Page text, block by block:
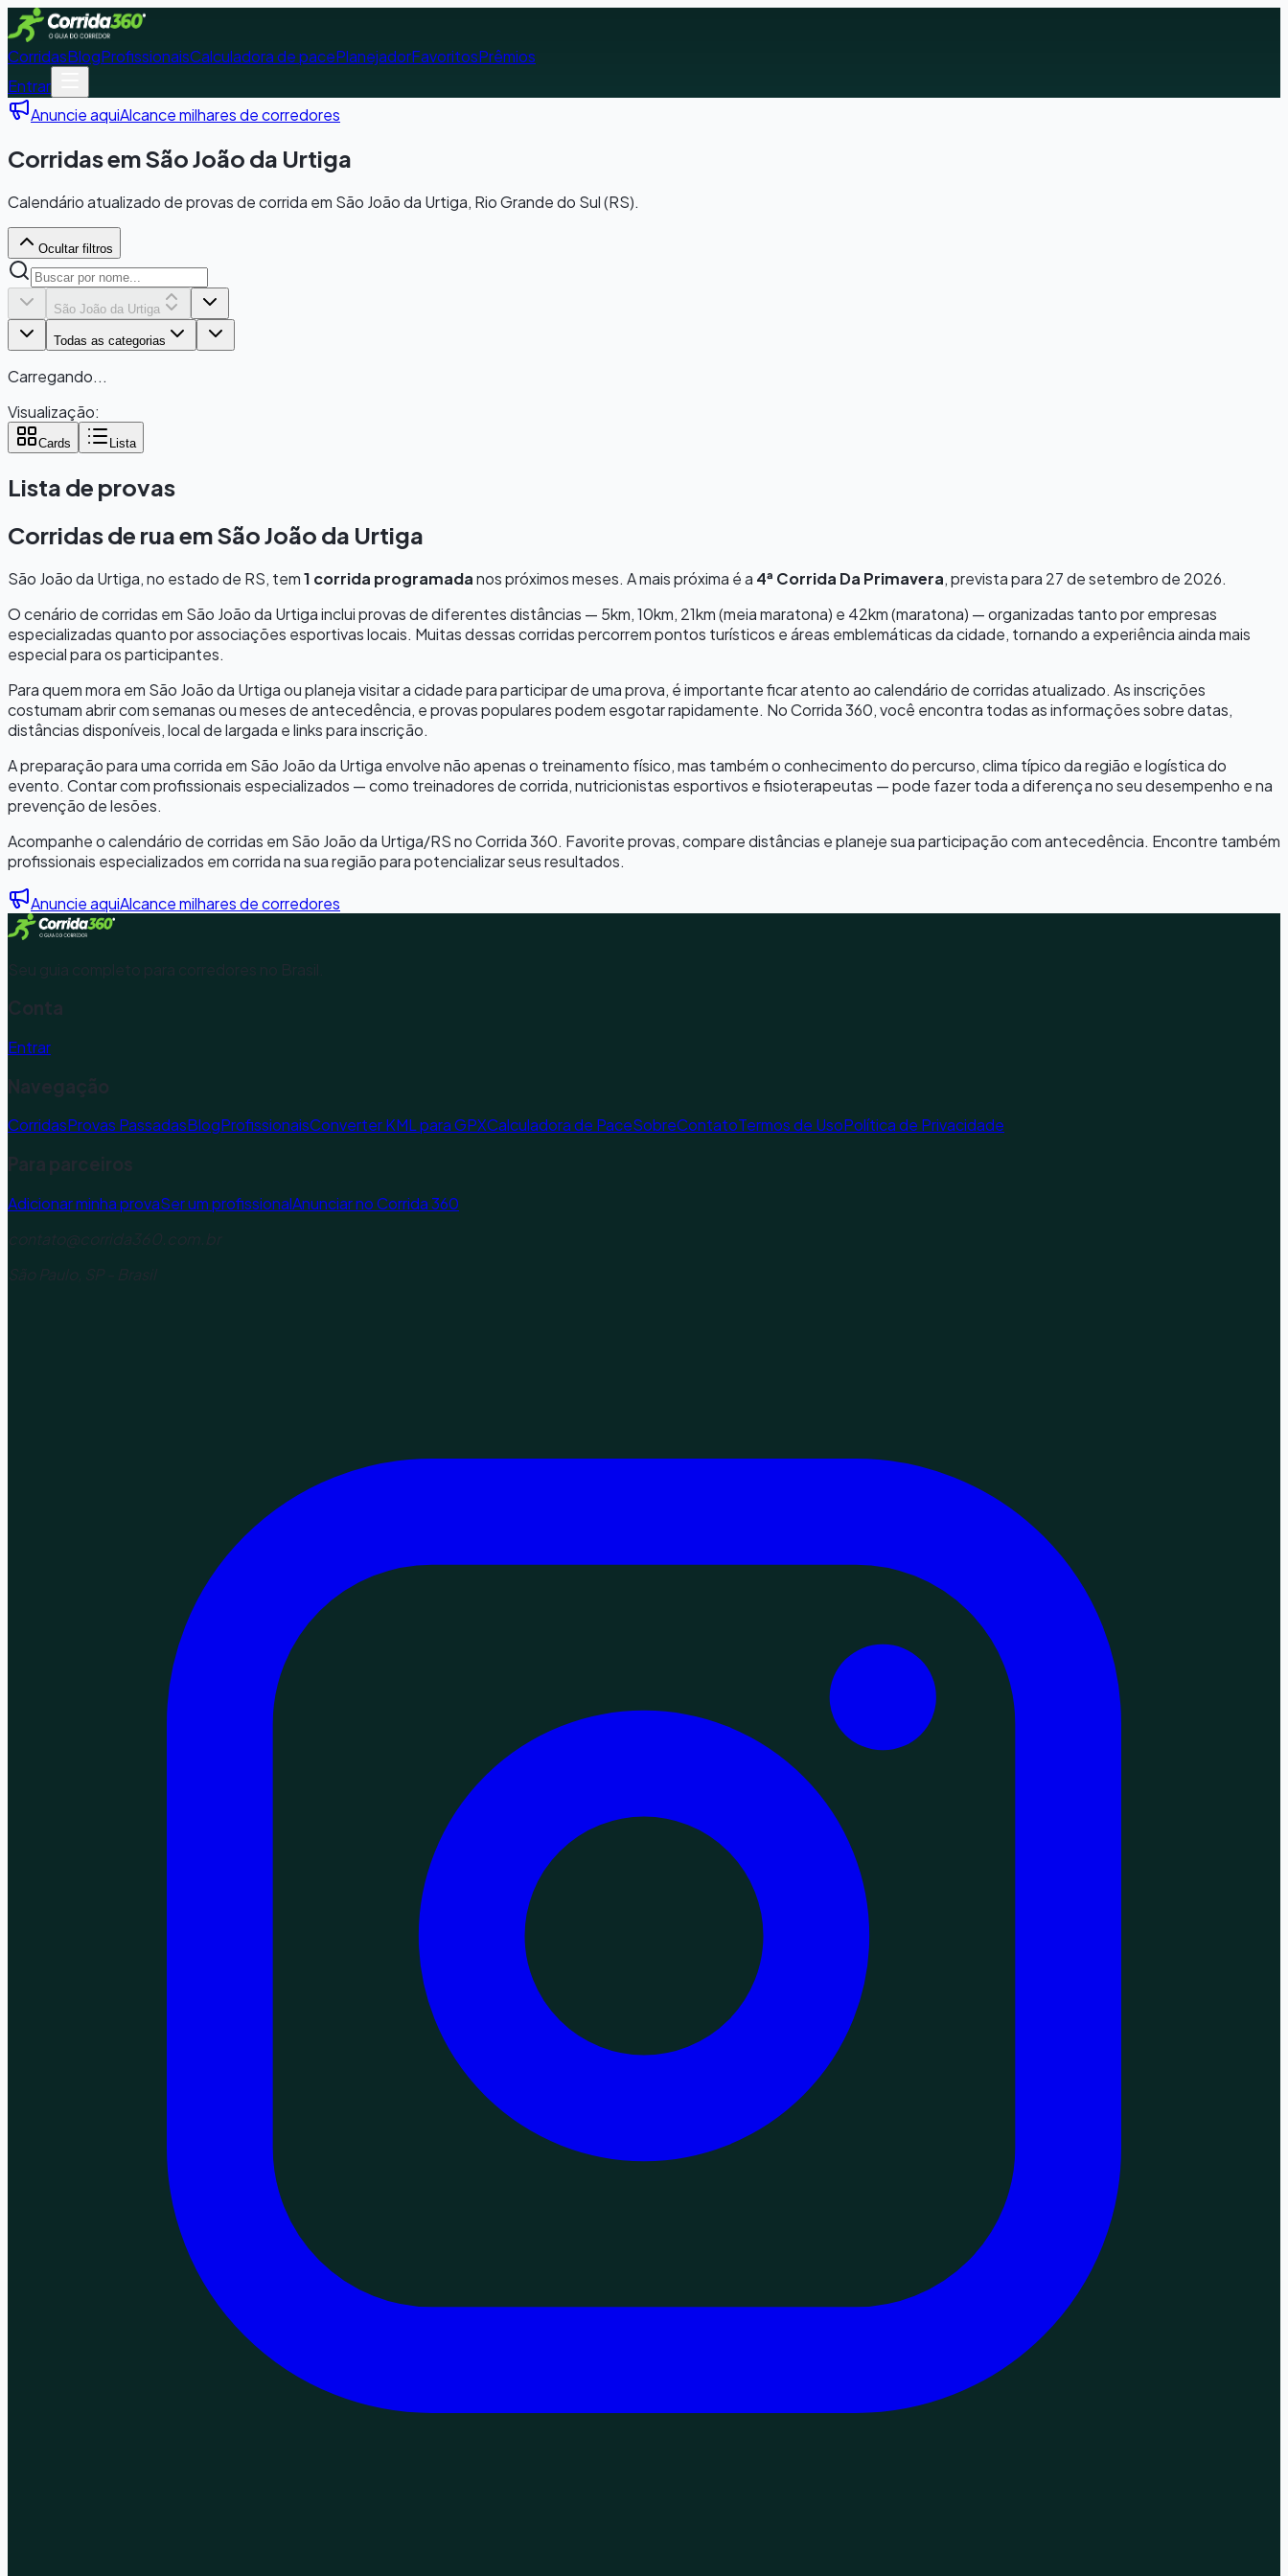
CorridasBlogProfissionaisCalculadora de pacePlanejadorFavoritosPrêmios
Entrar
Anuncie aquiAlcance milhares de corredores
Corridas em São João da Urtiga
Calendário atualizado de provas de corrida em São João da Urtiga, Rio Grande do Sul (RS).
Ocultar filtros
São João da Urtiga
Todas as categorias
Carregando...
Visualização:
Cards Lista
Lista de provas
Corridas de rua emSão João da Urtiga
São João da Urtiga, no estado de RS, tem1 corrida programadanos próximos meses. A mais próxima é a 4ª Corrida Da Primavera, prevista para 27 de setembro de 2026.
O cenário de corridas em São João da Urtigainclui provas de diferentes distâncias — 5km, 10km, 21km (meia maratona) e 42km (maratona) — organizadas tanto por empresas
especializadas quanto por associações esportivas locais. Muitas dessas corridas percorrem pontos turísticos e áreas emblemáticas da cidade, tornando a experiência ainda mais
especial para os participantes.
Para quem mora em São João da Urtigaou planeja visitar a cidade para participar de uma prova, é importante ficar atento ao calendário de corridas atualizado. As inscrições
costumam abrir com semanas ou meses de antecedência, e provas populares podem esgotar rapidamente. No Corrida 360, você encontra todas as informações sobre datas,
distâncias disponíveis, local de largada e links para inscrição.
A preparação para uma corrida em São João da Urtiga envolve não apenas o treinamento físico, mas também o conhecimento do percurso, clima típico da região e logística do
evento. Contar com profissionais especializados — como treinadores de corrida, nutricionistas esportivos e fisioterapeutas — pode fazer toda a diferença no seu desempenho e na
prevenção de lesões.
Acompanhe o calendário de corridas em São João da Urtiga/RSno Corrida 360. Favorite provas, compare distâncias e planeje sua participação com antecedência. Encontre também
profissionais especializados em corrida na sua região para potencializar seus resultados.
Anuncie aquiAlcance milhares de corredores
Seu guia completo para corredores no Brasil.
Conta
Entrar
Navegação
CorridasProvas PassadasBlogProfissionaisConverter KML para GPXCalculadora de PaceSobreContatoTermos de UsoPolítica de Privacidade
Para parceiros
Adicionar minha provaSer um profissionalAnunciar no Corrida 360
contato@corrida360.com.br
São Paulo, SP - Brasil